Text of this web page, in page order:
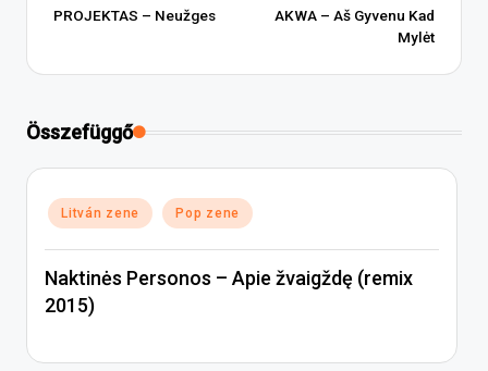
navigation
PROJEKTAS – Neužges
AKWA – Aš Gyvenu Kad
Mylėt
Összefüggő
Posted
in
Litván zene Pop zene
Naktinės Personos – Apie žvaigždę (remix
2015)